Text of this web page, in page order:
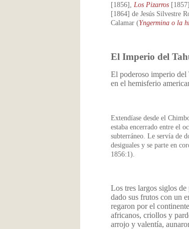
[1856], Los Pizarros
[1864] de Jesús Silvestre
Calamar (Yngermina o la
El Imperio del
El poderoso imperio
en el hemisferio
Extendíase desde el
estaba encerrado entre el
subterráneo. Le servía de
desiguales y se parte en
1856:1).
Los tres largos siglos
dado sus frutos con un
regaron por el
africanos, criollos y
arrojo y valentía,